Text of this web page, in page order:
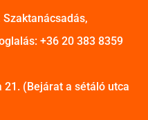
+36 20 383 8359
21. (Bejárat a sétáló utca